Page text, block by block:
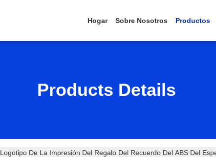
Hogar Sobre Nosotros Productos
Products Details
Logotipo De La Impresión Del Regalo Del Recuerdo Del ABS Del